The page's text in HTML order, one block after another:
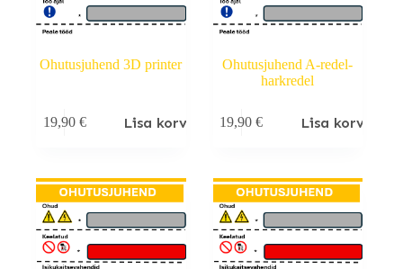
Ohutusjuhend 3D printer
19,90 € Lisa korvi
Ohutusjuhend A-redel-
harkredel
19,90€ Lisa korvi